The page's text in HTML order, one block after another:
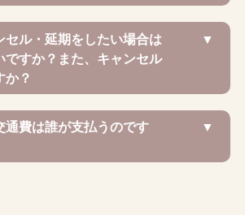
セル・延期をしたい場合は
ですか？また、キャンセル
か？
通費は誰が支払うのです